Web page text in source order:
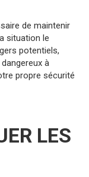
de maintenir
situation le
potentiels,
à
propre sécurité
LES